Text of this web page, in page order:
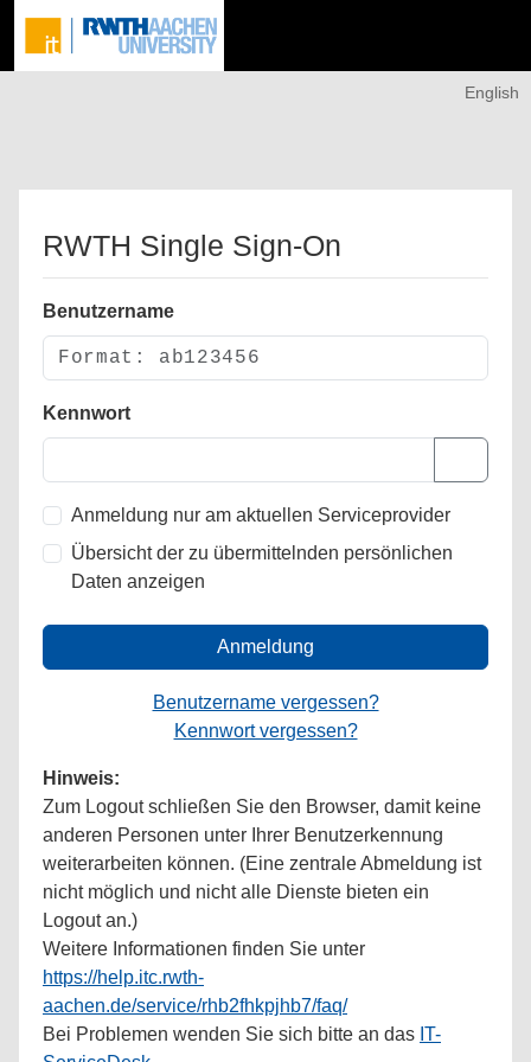
English
RWTH Single Sign-On
Benutzername
Kennwort
Anmeldung nur am aktuellen Serviceprovider
Übersicht der zu übermittelnden persönlichen
Daten anzeigen
Anmeldung
Benutzername vergessen?
Kennwort vergessen?
Hinweis:
Zum Logout schließen Sie den Browser, damit keine
anderen Personen unter Ihrer Benutzerkennung
weiterarbeiten können. (Eine zentrale Abmeldung ist
nicht möglich und nicht alle Dienste bieten ein
Logout an.)
Weitere Informationen finden Sie unter
https://help.itc.rwth-
aachen.de/service/rhb2fhkpjhb7/faq/
Bei Problemen wenden Sie sich bitte an das IT-